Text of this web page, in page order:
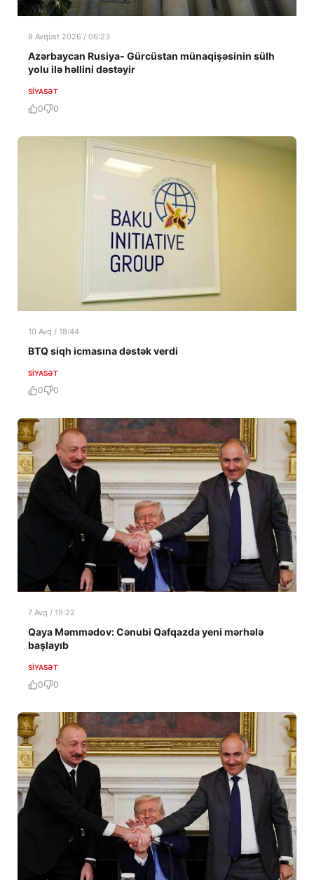
8 Avqust 2026 / 06:23
Azərbaycan Rusiya- Gürcüstan münaqişəsinin sülh
yolu ilə həllini dəstəyir
SIYASƏT
0 0
10 Avq / 18:44
BTQ siqh icmasına dəstək verdi
SIYASƏT
0 0
7 Avq / 19:22
Qaya Məmmədov: Cənubi Qafqazda yeni mərhələ
başlayıb
SIYASƏT
0 0